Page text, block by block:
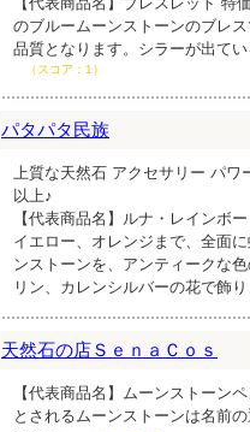
のブルームーンストーンのブレ
品質となります。シラーが出て
（スコア：1）
パタパタ民族
上質な天然石 アクセサリー パワ
以上♪
【代表商品名】ルナ・レインボ
イエロー、オレンジまで、全面
ンストーンを、アンティークな
リン、カレンシルバーの花で飾り
天然石の店ＳｅｎａＣｏｓ
【代表商品名】ムーンストーン
とされるムーンストーンは名前